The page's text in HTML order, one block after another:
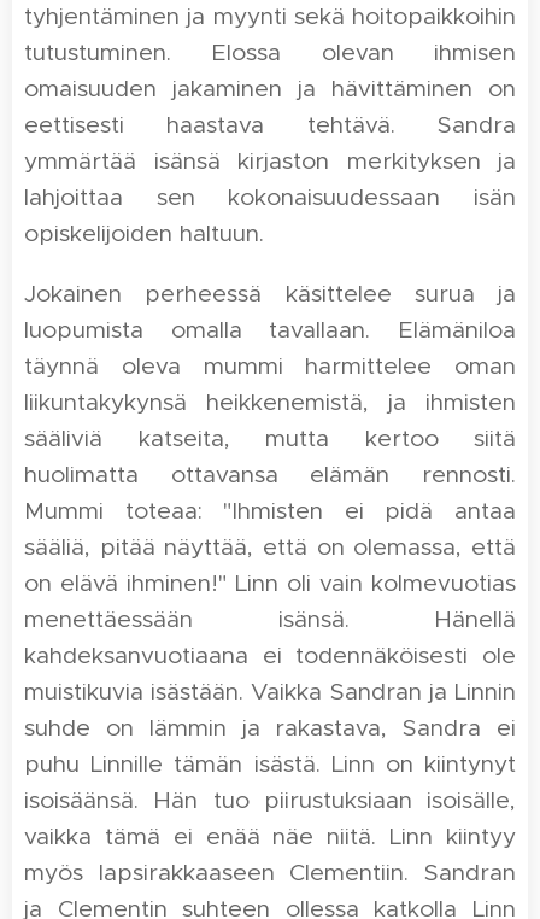
tyhjentäminen ja myynti sekä hoitopaikkoihin
tutustuminen. Elossa olevan ihmisen
omaisuuden jakaminen ja hävittäminen on
eettisesti haastava tehtävä. Sandra
ymmärtää isänsä kirjaston merkityksen ja
lahjoittaa sen kokonaisuudessaan isän
opiskelijoiden haltuun.
Jokainen perheessä käsittelee surua ja
luopumista omalla tavallaan. Elämäniloa
täynnä oleva mummi harmittelee oman
liikuntakykynsä heikkenemistä, ja ihmisten
sääliviä katseita, mutta kertoo siitä
huolimatta ottavansa elämän rennosti.
Mummi toteaa: "Ihmisten ei pidä antaa
sääliä, pitää näyttää, että on olemassa, että
on elävä ihminen!" Linn oli vain kolmevuotias
menettäessään isänsä. Hänellä
kahdeksanvuotiaana ei todennäköisesti ole
muistikuvia isästään. Vaikka Sandran ja Linnin
suhde on lämmin ja rakastava, Sandra ei
puhu Linnille tämän isästä. Linn on kiintynyt
isoisäänsä. Hän tuo piirustuksiaan isoisälle,
vaikka tämä ei enää näe niitä. Linn kiintyy
myös lapsirakkaaseen Clementiin. Sandran
ja Clementin suhteen ollessa katkolla Linn